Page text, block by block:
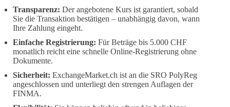
Transparenz: Der angebotene Kurs ist garantiert, sobald
Sie die Transaktion bestätigen – unabhängig davon, wann
Ihre Zahlung eingeht.
Einfache Registrierung: Für Beträge bis 5.000 CHF
monatlich reicht eine schnelle Online-Registrierung ohne
Dokumente.
Sicherheit: ExchangeMarket.ch ist an die SRO PolyReg
angeschlossen und unterliegt den strengen Auflagen der
FINMA.